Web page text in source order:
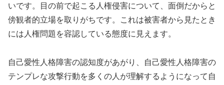
いです。目の前で起こる人権侵害について、面倒だからと
傍観者的立場を取りがちです。これは被害者から見たとき
には人権問題を容認している態度に見えます。
自己愛性人格障害の認知度があがり、自己愛性人格障害の
テンプレな攻撃行動を多くの人が理解するようになって自